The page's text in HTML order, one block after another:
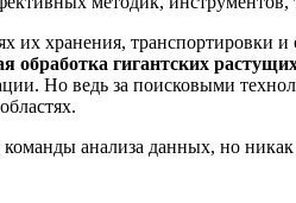
их хранения,
гигантских
Но ведь за поисковыми
команды анализа данных, но